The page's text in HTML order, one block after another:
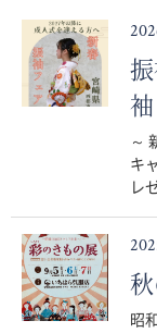
～
キ
レ
昭